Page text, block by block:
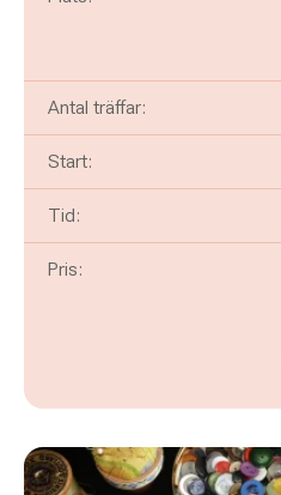
Antal träffar:
Start:
Tid:
Pris: